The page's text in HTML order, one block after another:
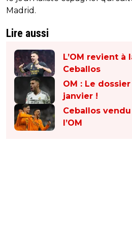
Madrid.
Lire aussi
L’OM revient à
Ceballos
OM : Le
janvier !
Ceballos
l’OM